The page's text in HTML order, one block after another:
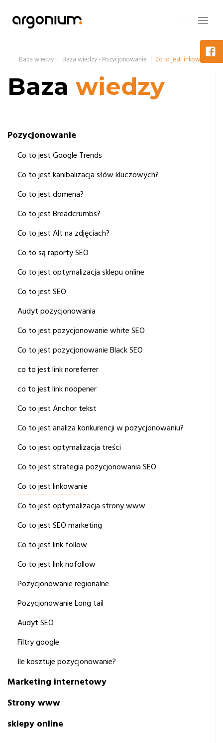
Baza wiedzy | Baza wiedzy - Pozycjonowanie | Co to jest linkowanie
Baza wiedzy
Pozycjonowanie
Co to jest Google Trends
Co to jest kanibalizacja słów kluczowych?
Co to jest domena?
Co to jest Breadcrumbs?
Co to jest Alt na zdjęciach?
Co to są raporty SEO
Co to jest optymalizacja sklepu online
Co to jest SEO
Audyt pozycjonowania
Co to jest pozycjonowanie white SEO
Co to jest pozycjonowanie Black SEO
co to jest link noreferrer
co to jest link noopener
Co to jest Anchor tekst
Co to jest analiza konkurencji w pozycjonowaniu?
Co to jest optymalizacja treści
Co to jest strategia pozycjonowania SEO
Co to jest linkowanie
Co to jest optymalizacja strony www
Co to jest SEO marketing
Co to jest link follow
Co to jest link nofollow
Pozycjonowanie regionalne
Pozycjonowanie Long tail
Audyt SEO
Filtry google
Ile kosztuje pozycjonowanie?
Marketing internetowy
Strony www
sklepy online